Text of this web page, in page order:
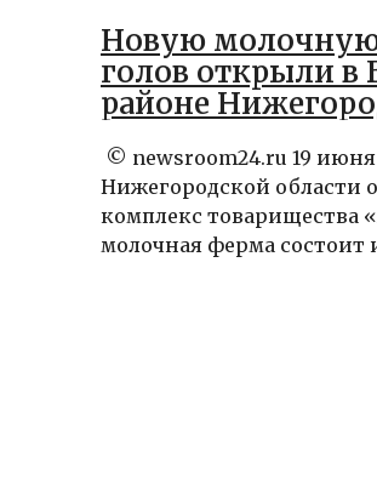
Новую
голов открыли в
районе
© newsroom24.ru 19
Нижегородской области
комплекс товарищества
молочная ферма состоит